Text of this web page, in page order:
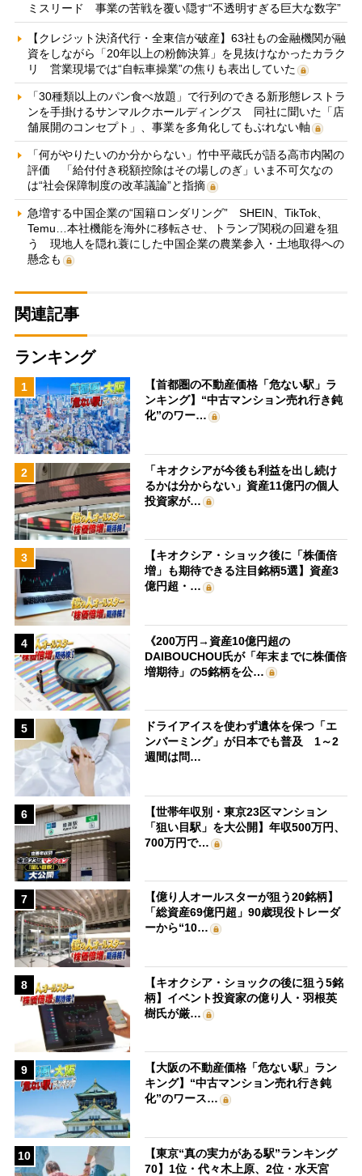
ミスリード 事業の苦戦を覆い隠す“不透明すぎる巨大な数字”
【クレジット決済代行・全東信が破産】63社もの金融機関が融
資をしながら「20年以上の粉飾決算」を見抜けなかったカラク
リ 営業現場では“自転車操業”の焦りも表出していた
「30種類以上のパン食べ放題」で行列のできる新形態レストラ
ンを手掛けるサンマルクホールディングス 同社に聞いた「店
舗展開のコンセプト」、事業を多角化してもぶれない軸
「何がやりたいのか分からない」竹中平蔵氏が語る高市内閣の
評価 「給付付き税額控除はその場しのぎ」いま不可欠なの
は“社会保障制度の改革議論”と指摘
急増する中国企業の“国籍ロンダリング” SHEIN、TikTok、
Temu…本社機能を海外に移転させ、トランプ関税の回避を狙
う 現地人を隠れ蓑にした中国企業の農業参入・土地取得への
懸念も
関連記事
ランキング
1
【首都圏の不動産価格「危ない駅」ラ
ンキング】“中古マンション売れ行き鈍
化”のワー…
2
「キオクシアが今後も利益を出し続け
るかは分からない」資産11億円の個人
投資家が…
3
【キオクシア・ショック後に「株価倍
増」も期待できる注目銘柄5選】資産3
億円超・…
4
《200万円→資産10億円超の
DAIBOUCHOU氏が「年末までに株価倍
増期待」の5銘柄を公…
5
ドライアイスを使わず遺体を保つ「エ
ンバーミング」が日本でも普及 1～2
週間は問…
6
【世帯年収別・東京23区マンション
「狙い目駅」を大公開】年収500万円、
700万円で…
7
【億り人オールスターが狙う20銘柄】
「総資産69億円超」90歳現役トレーダ
ーから“10…
8
【キオクシア・ショックの後に狙う5銘
柄】イベント投資家の億り人・羽根英
樹氏が厳…
9
【大阪の不動産価格「危ない駅」ラン
キング】“中古マンション売れ行き鈍
化”のワース…
10
【東京“真の実力がある駅”ランキング
70】1位・代々木上原、2位・水天宮